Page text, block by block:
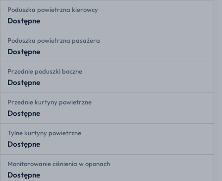
Poduszka powietrzna kierowcy
Dostępne
Poduszka powietrzna pasażera
Dostępne
Przednie poduszki boczne
Dostępne
Przednie kurtyny powietrzne
Dostępne
Tylne kurtyny powietrzne
Dostępne
Monitorowanie ciśnienia w oponach
Dostępne